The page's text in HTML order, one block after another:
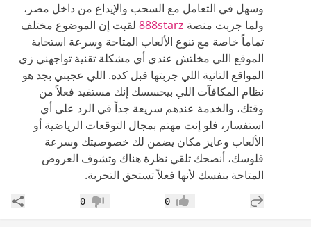
وسهل في التعامل مع السحب والإيداع من داخل مصر،
ولما جربت منصة 888starz لقيت إن الموضوع مختلف
تماماً خاصة مع تنوع الألعاب المتاحة وسرعة استجابة
الموقع اللي مخلتش عندي أي مشكلة تقنية تواجهني زي
المواقع التانية اللي جربتها قبل كده. اللي عجبني بجد هو
نظام المكافآت اللي بيحسسك إنك مستفيد فعلاً من
وقتك، والخدمة عندهم سريعة جداً في الرد على أي
استفسار، فلو إنت مهتم بمجال التوقعات الرياضية أو
الألعاب وعايز مكان يضمن لك خصوصيتك وسرعة
فلوسك، أنصحك تلقي نظرة هناك وتشوف العروض
المتاحة بنفسك لأنها فعلاً تستحق التجربة.
إضافة رد جديد إعجاب0 عدم إعجاب
0